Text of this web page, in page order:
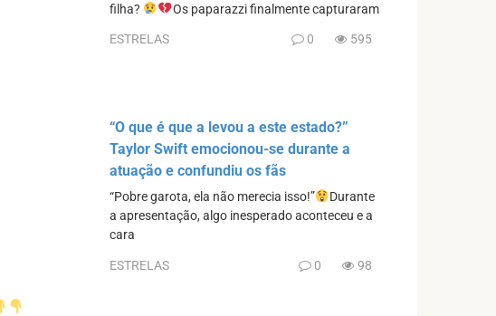
filha?
Os paparazzi finalmente capturaram
ESTRELAS 0 595
“O que é que a levou a este estado?”
Taylor Swift emocionou-se durante a
atuação e confundiu os fãs
“Pobre garota, ela não merecia isso!”
Durante
a apresentação, algo inesperado aconteceu e a
cara
ESTRELAS 0 98